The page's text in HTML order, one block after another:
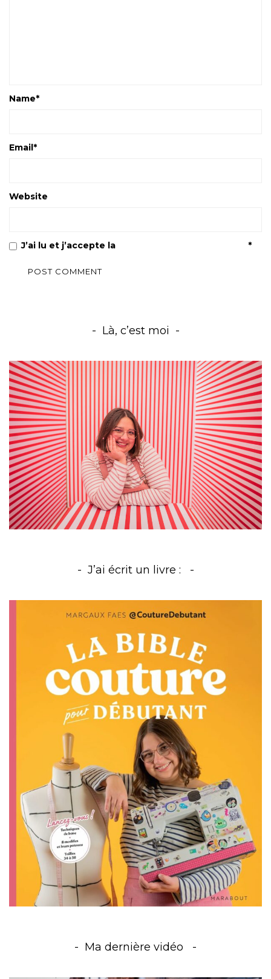
Name*
Email*
Website
J’ai lu et j’accepte la *
Là, c’est moi
J’ai écrit un livre :
Ma dernière vidéo